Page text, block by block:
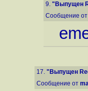
9. "Выпущен
Сообщение от
17. "Выпущен
Сообщение от